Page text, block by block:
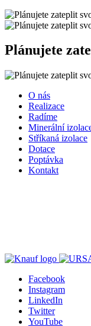
Plánujete
O nás
Realizace
Radíme
Minerální
Stříkaná izolace
Dotace
Poptávka
Kontakt
Facebook
Instagram
LinkedIn
Twitter
YouTube